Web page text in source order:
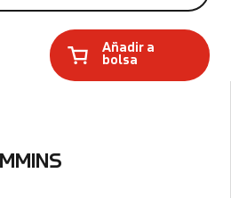
Añadir a
bolsa